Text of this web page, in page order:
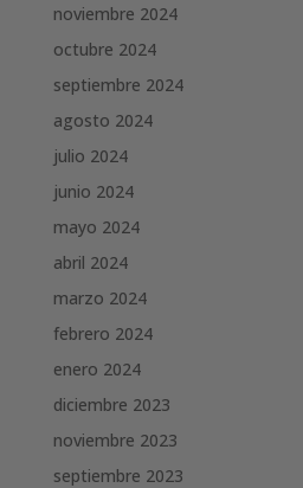
noviembre 2024
octubre 2024
septiembre 2024
agosto 2024
julio 2024
junio 2024
mayo 2024
abril 2024
marzo 2024
febrero 2024
enero 2024
diciembre 2023
noviembre 2023
septiembre 2023